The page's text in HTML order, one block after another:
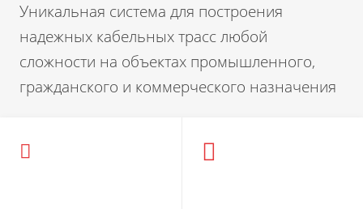
Уникальная система для построения
надежных кабельных трасс любой
сложности на объектах промышленного,
гражданского и коммерческого назначения